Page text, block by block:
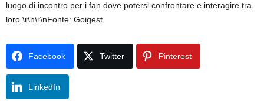
luogo di incontro per i fan dove potersi confrontare e interagire tra
loro.\r\n\r\nFonte: Goigest
Facebook Twitter Pinterest
LinkedIn